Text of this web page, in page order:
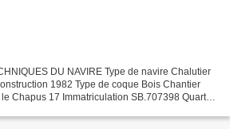
DU NAVIRE Type de navire Chalutier
1982 Type de coque Bois Chantier
Chapus 17 Immatriculation SB.707398 Quartier